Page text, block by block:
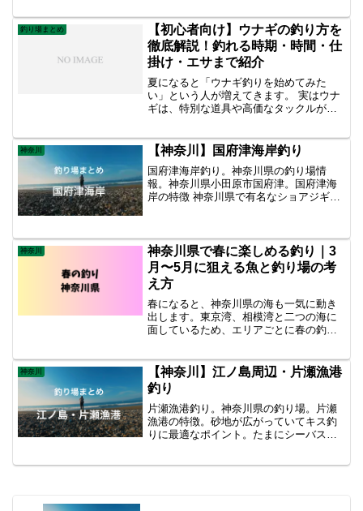
型も狙えます。この記事では、三浦半島
での秋イカのおすすめポイント・釣り
方・エギングタックルを紹介します。
釣り場まとめ
【初心者向け】ウナギの釣り方を
徹底解説！釣れる時期・時間・仕
掛け・エサまで紹介
夏になると「ウナギ釣りを始めてみた
い」という人が増えてきます。 実はウナ
ギは、特別な道具や高価なタックルがな
でも十分楽しめます。 この記事では、初
心者向けにウナギ釣りの基本を紹介しま
す。 ウナギが釣れる時期 ウナギが最も釣
りやすいエサなど紹介
神奈川 【神奈川】国府津海岸釣り
国府津海岸釣り。神奈川県の釣り場情
報。神奈川県小田原市国府津。国府津海
岸の特徴 神奈川県で有名なショアジギン
ある。 餌釣りでキスも狙えるが、やはり
ルアー釣りがメインになる。 青物用のル
アーで間違いない。
神奈川
神奈川県で春に楽しめる釣り｜3
月〜5月に狙える魚と釣り場の考
え方
春になると、神奈川県の海も一気に動き
出します。東京湾、相模湾と二つの海に
面しているため、エリアごとに春の釣り
「そろそろ行けそうだな」と感じる場面
が増えてきます。神奈川県は、そうした
タイミングで釣りを再開しやすい場所が
多い県です。
神奈川
【神奈川】江ノ島周辺・片瀬漁港
釣り
片瀬漁港釣り。神奈川県の釣り場。片瀬
漁港の特徴。砂地が広がっていてキス釣
りに最適なポイント。たまにシーバスや